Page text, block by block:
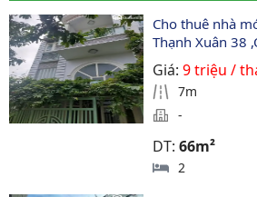
Cho thuê nhà
Thạnh Xuân 38
Giá:9 triệu /
7m
-
DT:66m²
2